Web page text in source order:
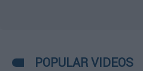
POPULAR VIDEOS